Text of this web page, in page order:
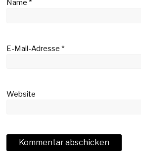
Name*
E-Mail-Adresse*
Website